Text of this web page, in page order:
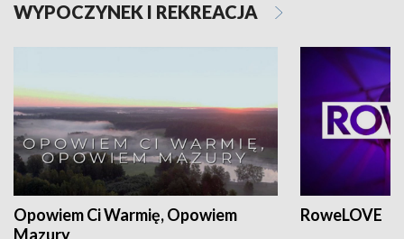
WYPOCZYNEK I REKREACJA
Opowiem Ci Warmię, Opowiem
Mazury
RoweLOVE